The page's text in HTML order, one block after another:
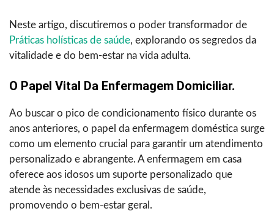
Neste artigo, discutiremos o poder transformador de
Práticas holísticas de saúde, explorando os segredos da
vitalidade e do bem-estar na vida adulta.
O Papel Vital Da Enfermagem Domiciliar.
Ao buscar o pico de condicionamento físico durante os
anos anteriores, o papel da enfermagem doméstica surge
como um elemento crucial para garantir um atendimento
personalizado e abrangente. A enfermagem em casa
oferece aos idosos um suporte personalizado que
atende às necessidades exclusivas de saúde,
promovendo o bem-estar geral.